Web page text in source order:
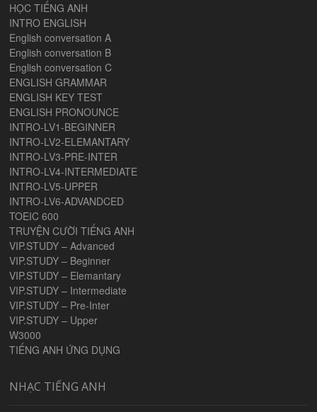
HỌC TIẾNG ANH
INTRO ENGLISH
English conversation A
English conversation B
English conversation C
ENGLISH GRAMMAR
ENGLISH KEY TEST
ENGLISH PRONOUNCE
INTRO-LV1-BEGINNER
INTRO-LV2-ELEMANTARY
INTRO-LV3-PRE-INTER
INTRO-LV4-INTERMEDIATE
INTRO-LV5-UPPER
INTRO-LV6-ADVANDCED
TOEIC 600
TRUYỆN CƯỜI TIẾNG ANH
VIP.STUDY – Advanced
VIP.STUDY – Beginner
VIP.STUDY – Elemantary
VIP.STUDY – Intermediate
VIP.STUDY – Pre-Inter
VIP.STUDY – Upper
W3000
TIẾNG ANH ỨNG DỤNG
NHẠC TIẾNG ANH